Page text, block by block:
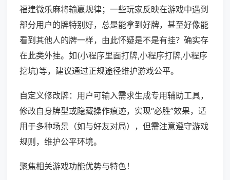
福建微乐麻将输赢规律；一些玩家反映在游戏中遇到
部分用户的牌特别好，总是能拿到好牌，甚至好像能
看到其他人的牌一样，由此怀疑是不是有挂？确实存
在此类外挂。如(小程序里面打牌,小程序打牌,小程序
挖坑)等，建议通过正规途径维护游戏公平。
自定义修改牌：用户可输入需求生成专用辅助工具，
修改自身牌型或隐藏操作痕迹，实现“必胜”效果，适
用于多种场景（如与好友对局），但需注意遵守游戏
规则，维护公平环境。
聚焦相关游戏功能优势与特色！